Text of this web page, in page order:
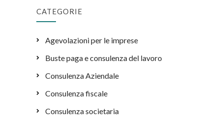
CATEGORIE
Agevolazioni per le imprese
Buste paga e consulenza del lavoro
Consulenza Aziendale
Consulenza fiscale
Consulenza societaria